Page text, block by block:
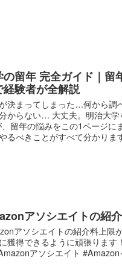
の留年 完全ガイド｜留
経験者が全解説
決まってしまった…何から調
からない… 大丈夫。明治大学
、留年の悩みをこの1ページに
るべきことがすべて分かりま
アソシエイトの紹
アソシエイトの紹介料上限
獲得できるように頑張りま
アソシエイト